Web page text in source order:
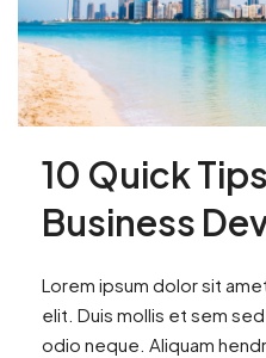
10 Quick
Business
Lorem ipsum dolor sit
elit. Duis mollis et sem
odio neque. Aliquam